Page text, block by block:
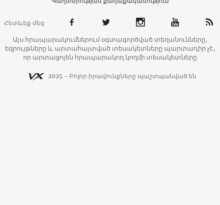
Հետևեք մեզ
Այս հրապարակումներում օգտագործված տեղանունները,
եզրույթները և արտահայտված տեսակետները պարտադիր չէ,
որ արտացոլեն հրապարակող կողմի տեսակետները
2025 - Բոլոր իրավունքները պաշտպանված են